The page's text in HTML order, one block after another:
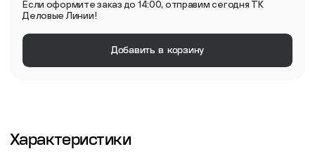
Если оформите заказ до 14:00, отправим сегодня ТК
Деловые Линии!
Добавить в корзину
Характеристики